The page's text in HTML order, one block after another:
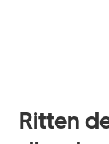
Ritten